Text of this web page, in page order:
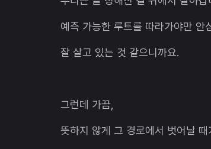
예측 가능한 루트를 따라가야만 안
잘 살고 있는 것 같으니까요.
그런데 가끔,
뜻하지 않게 그 경로에서 벗어날 때